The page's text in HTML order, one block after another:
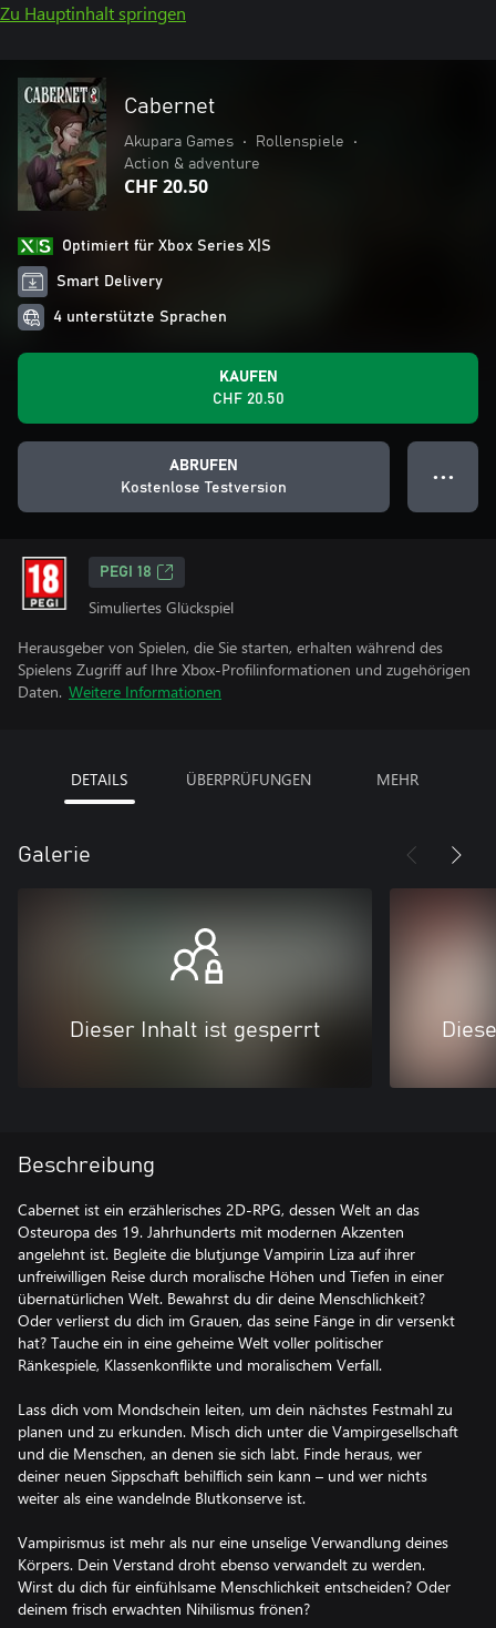
Zu Hauptinhalt springen
Cabernet
Akupara Games • Rollenspiele
•
Action & adventure
CHF 20.50
Optimiert für Xbox Series X|S
Smart Delivery
4 unterstützte Sprachen
KAUFEN
CHF 20.50
ABRUFEN
Kostenlose Testversion
● ● ●
PEGI 18
Simuliertes Glückspiel
Herausgeber von Spielen, die Sie starten, erhalten während des
Spielens Zugriff auf Ihre Xbox-Profilinformationen und zugehörigen
Daten. Weitere Informationen
DETAILS ÜBERPRÜFUNGEN MEHR
Galerie
Dieser Inhalt ist gesperrt
Beschreibung
Cabernet ist ein erzählerisches 2D-RPG, dessen Welt an das
Osteuropa des 19. Jahrhunderts mit modernen Akzenten
angelehnt ist. Begleite die blutjunge Vampirin Liza auf ihrer
unfreiwilligen Reise durch moralische Höhen und Tiefen in einer
übernatürlichen Welt. Bewahrst du dir deine Menschlichkeit?
Oder verlierst du dich im Grauen, das seine Fänge in dir versenkt
hat? Tauche ein in eine geheime Welt voller politischer
Ränkespiele, Klassenkonflikte und moralischem Verfall.
Lass dich vom Mondschein leiten, um dein nächstes Festmahl zu
planen und zu erkunden. Misch dich unter die Vampirgesellschaft
und die Menschen, an denen sie sich labt. Finde heraus, wer
deiner neuen Sippschaft behilflich sein kann – und wer nichts
weiter als eine wandelnde Blutkonserve ist.
Vampirismus ist mehr als nur eine unselige Verwandlung deines
Körpers. Dein Verstand droht ebenso verwandelt zu werden.
Wirst du dich für einfühlsame Menschlichkeit entscheiden? Oder
deinem frisch erwachten Nihilismus frönen?